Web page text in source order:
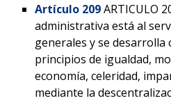
Artículo 209ARTICULO
administrativa está al
generales y se
principios de igualdad,
economía, celeridad,
mediante la